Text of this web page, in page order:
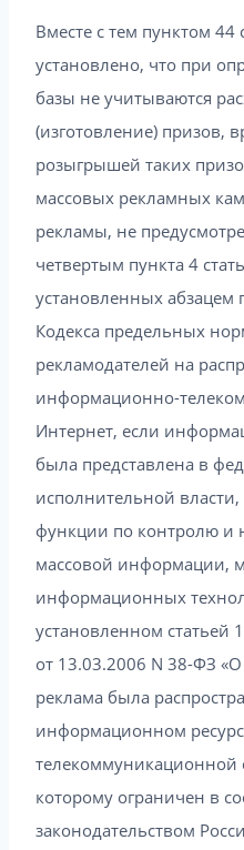
Вместе с тем пунктом 44
установлено, что при
базы не учитываются
(изготовление) призов,
розыгрышей таких
массовых рекламных
рекламы, не
четвертым пункта 4
установленных абзацем
Кодекса предельных
рекламодателей на
информационно-
Интернет, если
была представлена в
исполнительной
функции по контролю и
массовой информации,
информационных
установленном статьей
от 13.03.2006 N 38-ФЗ
реклама была
информационном
телекоммуникационной
которому ограничен в
законодательством